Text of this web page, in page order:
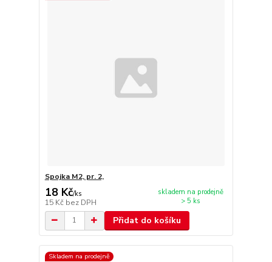
Spojka M2, pr. 2,
18 Kč/ks
15 Kč bez DPH
skladem na prodejně
> 5 ks
Přidat do košíku
Skladem na prodejně